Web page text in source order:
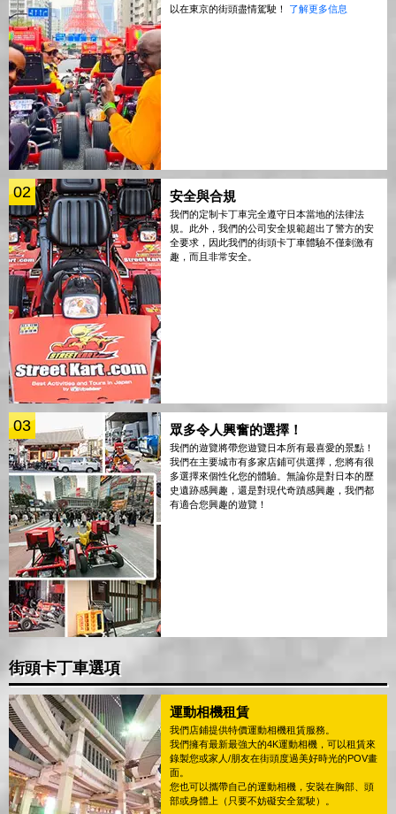
以在東京的街頭盡情駕駛！ 了解更多信息
02 安全與合規
我們的定制卡丁車完全遵守日本當地的法律法
規。此外，我們的公司安全規範超出了警方的安
全要求，因此我們的街頭卡丁車體驗不僅刺激有
趣，而且非常安全。
03 眾多令人興奮的選擇！
我們的遊覽將帶您遊覽日本所有最喜愛的景點！
我們在主要城市有多家店鋪可供選擇，您將有很
多選擇來個性化您的體驗。無論你是對日本的歷
史遺跡感興趣，還是對現代奇蹟感興趣，我們都
有適合您興趣的遊覽！
街頭卡丁車選項
運動相機租賃
我們店鋪提供特價運動相機租賃服務。
我們擁有最新最強大的4K運動相機，可以租賃來
錄製您或家人/朋友在街頭度過美好時光的POV畫
面。
您也可以攜帶自己的運動相機，安裝在胸部、頭
部或身體上（只要不妨礙安全駕駛）。